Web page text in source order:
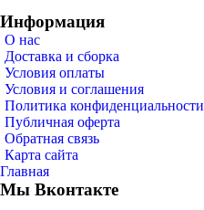
Информация
О нас
Доставка и сборка
Условия оплаты
Условия и соглашения
Политика конфиденциальности
Публичная оферта
Обратная связь
Карта сайта
Главная
Мы Вконтакте